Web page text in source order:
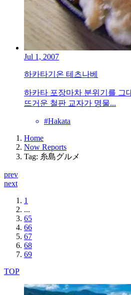
Jul 1, 2007
하카타기온 테츠나베
하카타 포장마차 분위기를 그
뜨거운 철판 교자가 명물...
#Hakata
Home
Now Reports
Tag: 糸島グルメ
prev
next
1
...
65
66
67
68
69
TOP